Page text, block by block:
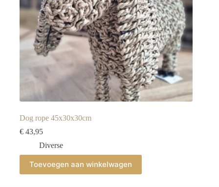
Dog rope 45x30x30cm
€ 43,95
Diverse
Toevoegen aan winkelwagen